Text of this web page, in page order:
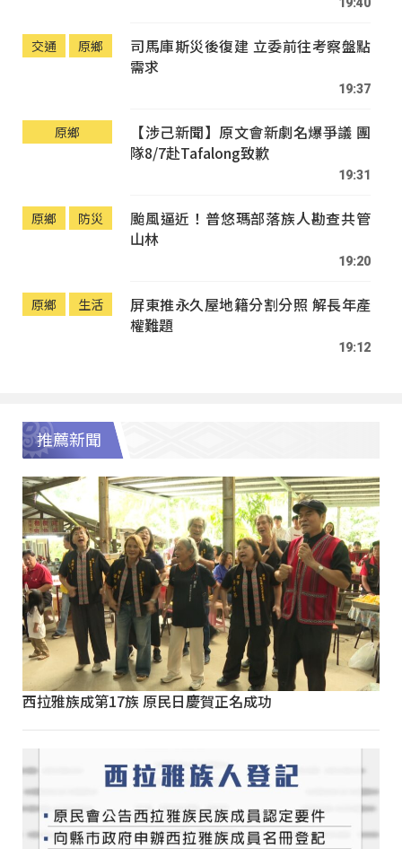
19:40
交通 原鄉
司馬庫斯災後復建 立委前往考察盤點
需求
19:37
原鄉
【涉己新聞】原文會新劇名爆爭議 團
隊8/7赴Tafalong致歉
19:31
原鄉 防災
颱風逼近！普悠瑪部落族人勘查共管
山林
19:20
原鄉 生活
屏東推永久屋地籍分割分照 解長年產
權難題
19:12
推薦新聞
西拉雅族成第17族 原民日慶賀正名成功